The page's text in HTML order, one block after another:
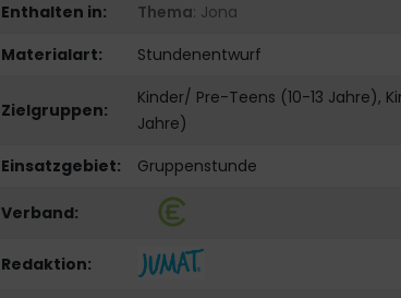
Enthalten in: Thema: Jona
Materialart:
Stundenentwurf
Zielgruppen:
Kinder/ Pre-Teens (10-13 Jahre),
Jahre)
Einsatzgebiet:
Gruppenstunde
Verband:
Redaktion: